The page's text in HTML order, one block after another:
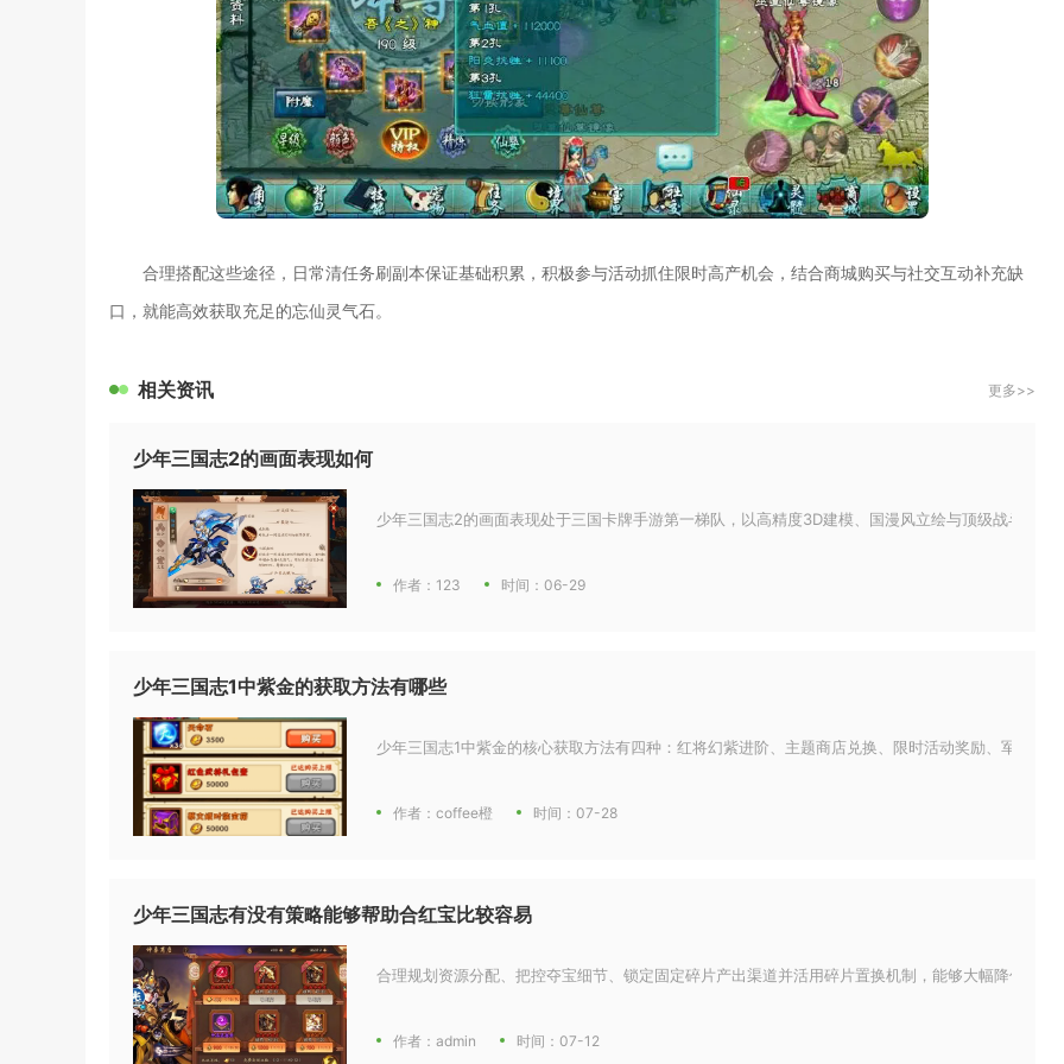
合理搭配这些途径，日常清任务刷副本保证基础积累，积极参与活动抓住限时高产机会，结合商城购买与社交互动补充缺
口，就能高效获取充足的忘仙灵气石。
相关资讯 更多>>
少年三国志2的画面表现如何
少年三国志2的画面表现处于三国卡牌手游第一梯队，以高精度3D建模、国漫风立绘与顶级战斗特效
作者：123 时间：06-29
少年三国志1中紫金的获取方法有哪些
少年三国志1中紫金的核心获取方法有四种：红将幻紫进阶、主题商店兑换、限时活动奖励、军团玩
作者：coffee橙 时间：07-28
少年三国志有没有策略能够帮助合红宝比较容易
合理规划资源分配、把控夺宝细节、锁定固定碎片产出渠道并活用碎片置换机制，能够大幅降低少年
作者：admin 时间：07-12